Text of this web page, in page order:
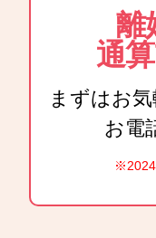
離
通
まずはお
お電
※2024